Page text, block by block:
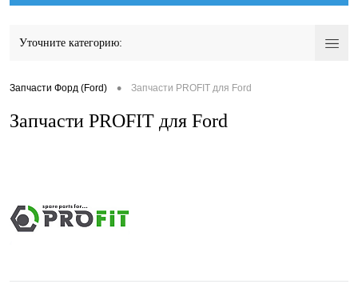
Уточните категорию:
Запчасти Форд (Ford) • Запчасти PROFIT для Ford
Запчасти PROFIT для Ford